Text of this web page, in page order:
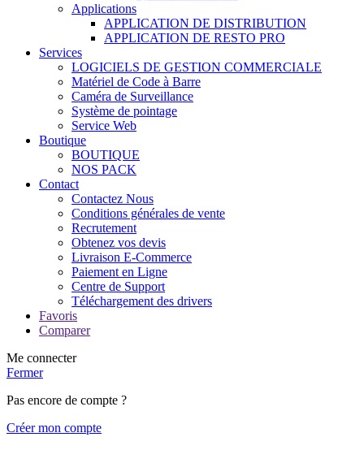
Applications
APPLICATION DE DISTRIBUTION
APPLICATION DE RESTO PRO
Services
LOGICIELS DE GESTION COMMERCIALE
Matériel de Code à Barre
Caméra de Surveillance
Système de pointage
Service Web
Boutique
BOUTIQUE
NOS PACK
Contact
Contactez Nous
Conditions générales de vente
Recrutement
Obtenez vos devis
Livraison E-Commerce
Paiement en Ligne
Centre de Support
Téléchargement des drivers
Favoris
Comparer
Me connecter
Fermer
Pas encore de compte ?
Créer mon compte